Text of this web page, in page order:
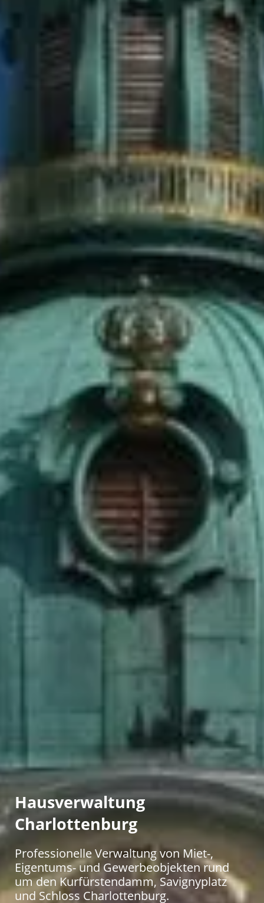
Hausverwaltung
Charlottenburg
Professionelle Verwaltung von Miet-,
Eigentums- und Gewerbeobjekten rund
um den Kurfürstendamm, Savignyplatz
und Schloss Charlottenburg.